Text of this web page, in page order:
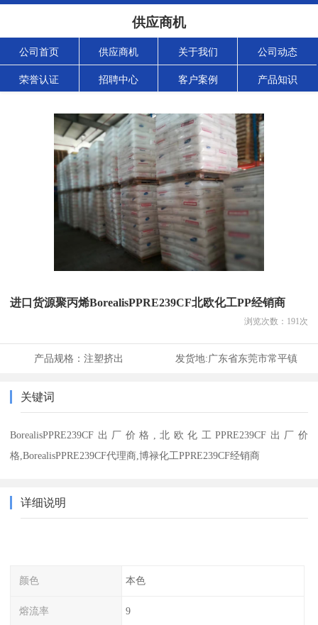
供应商机
公司首页 供应商机 关于我们 公司动态
荣誉认证 招聘中心 客户案例 产品知识
进口货源聚丙烯BorealisPPRE239CF北欧化工PP经销商
浏览次数： 191次
产品规格： 注塑挤出 发货地:广东省东莞市常平镇
关键词
BorealisPPRE239CF出厂价格,北欧化工PPRE239CF出厂价
格,BorealisPPRE239CF代理商,博禄化工PPRE239CF经销商
详细说明
颜色 本色
熔流率 9